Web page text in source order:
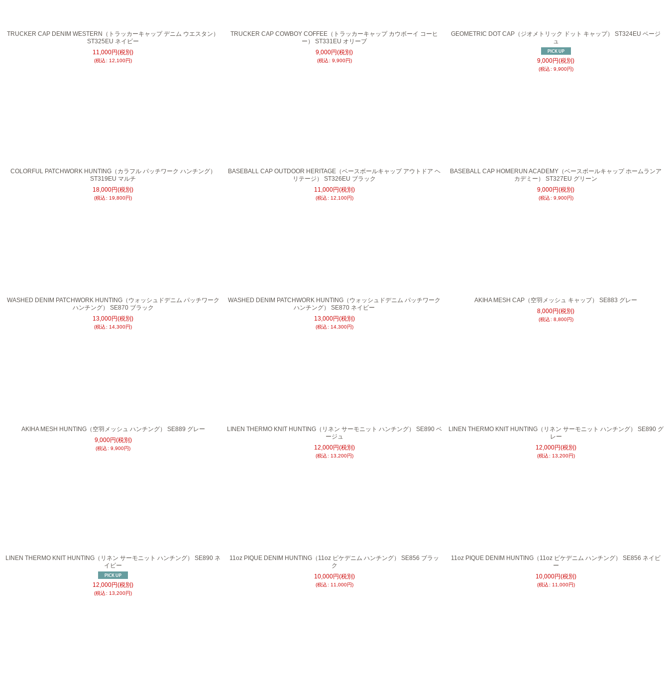
TRUCKER CAP DENIM WESTERN（トラッカーキャップ デニム ウエスタン）
ST325EU ネイビー
11,000円(税別)
(税込 : 12,100円)
TRUCKER CAP COWBOY COFFEE（トラッカーキャップ カウボーイ コーヒ
ー） ST331EU オリーブ
9,000円(税別)
(税込: 9,900円)
GEOMETRIC DOT CAP（ジオメトリック ドット キャップ） ST324EU ベージ
ュ
9,000円(税別)
(税込: 9,900円)
COLORFUL PATCHWORK HUNTING（カラフル パッチワーク ハンチング）
ST319EU マルチ
18,000円(税別)
(税込 : 19,800円)
BASEBALL CAP OUTDOOR HERITAGE（ベースボールキャップ アウトドア ヘ
リテージ） ST326EU ブラック
11,000円(税別)
(税込: 12,100円)
BASEBALL CAP HOMERUN ACADEMY（ベースボールキャップ ホームランア
カデミー） ST327EU グリーン
9,000円(税別)
(税込: 9,900円)
WASHED DENIM PATCHWORK HUNTING（ウォッシュドデニム パッチワーク
ハンチング） SE870 ブラック
13,000円(税別)
(税込 : 14,300円)
WASHED DENIM PATCHWORK HUNTING（ウォッシュドデニム パッチワーク
ハンチング） SE870 ネイビー
13,000円(税別)
(税込: 14,300円)
AKIHA MESH CAP（空羽メッシュ キャップ） SE883 グレー
8,000円(税別)
(税込: 8,800円)
AKIHA MESH HUNTING（空羽メッシュ ハンチング） SE889 グレー
9,000円(税別)
(税込 : 9,900円)
LINEN THERMO KNIT HUNTING（リネン サーモニット ハンチング） SE890 ベ
ージュ
12,000円(税別)
(税込: 13,200円)
LINEN THERMO KNIT HUNTING（リネン サーモニット ハンチング） SE890 グ
レー
12,000円(税別)
(税込: 13,200円)
LINEN THERMO KNIT HUNTING（リネン サーモニット ハンチング） SE890 ネ
イビー
12,000円(税別)
(税込 : 13,200円)
11oz PIQUE DENIM HUNTING（11oz ピケデニム ハンチング） SE856 ブラッ
ク
10,000円(税別)
(税込: 11,000円)
11oz PIQUE DENIM HUNTING（11oz ピケデニム ハンチング） SE856 ネイビ
ー
10,000円(税別)
(税込: 11,000円)